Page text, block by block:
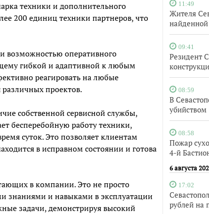
11:49
Жителя
найденной
09:41
Резидент
08:59
В
убийством
08:58
Пожар
4-й
6 августа
17:02
рублей на
техники и дополнительного
200 единиц техники партнеров, что
возможностью оперативного
гибкой и адаптивной к любым
реагировать на любые
проектов.
собственной сервисной службы,
бесперебойную работу техники,
суток. Это позволяет клиентам
в исправном состоянии и готова
в компании. Это не просто
знаниями и навыками в эксплуатации
задачи, демонстрируя высокий